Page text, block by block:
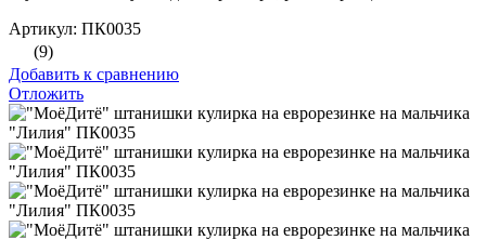
Артикул: ПК0035
(9)
Добавить к сравнению
Отложить